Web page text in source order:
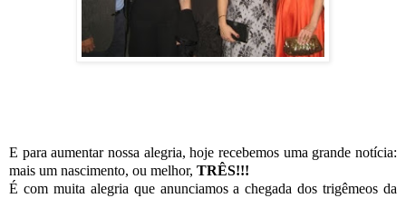
E para aumentar nossa alegria, hoje recebemos uma grande notícia:
mais um nascimento, ou melhor, TRÊS!!!
É com muita alegria que anunciamos a chegada dos trigêmeos da